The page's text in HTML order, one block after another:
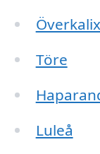
Överkalix
Töre
Luleå